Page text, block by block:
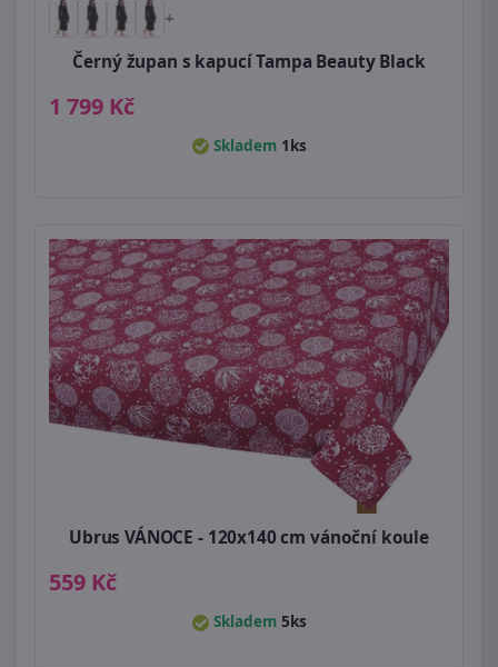
+
Černý župan s kapucí Tampa Beauty Black
1 799 Kč
Skladem 1ks
Ubrus VÁNOCE - 120x140 cm vánoční koule
559 Kč
Skladem 5ks